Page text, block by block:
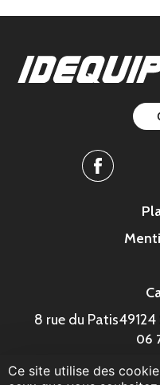
Facebook
8 rue du Patis
06
©
Ce site utilise des